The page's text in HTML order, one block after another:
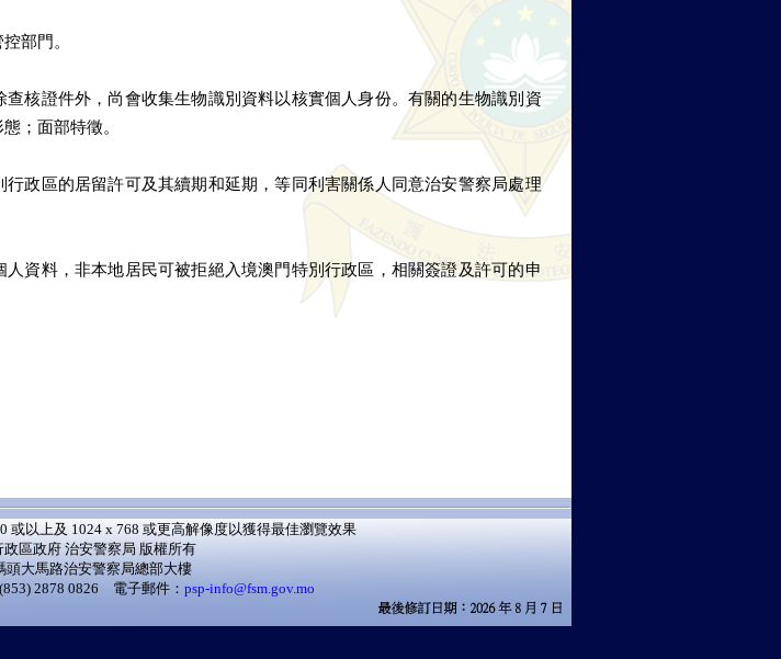
部門。
核證件外，尚會收集生物識別資料以核實個人身份。有關的生物識別資
；面部特徵。
政區的居留許可及其續期和延期，等同利害關係人同意治安警察局處理
資料，非本地居民可被拒絕入境澳門特別行政區，相關簽證及許可的申
或以上及 1024 x 768 或更高解像度以獲得最佳瀏覽效果
區政府 治安警察局 版權所有
頭大馬路治安警察局總部大樓
2878 0826 電子郵件： psp-info@fsm.gov.mo